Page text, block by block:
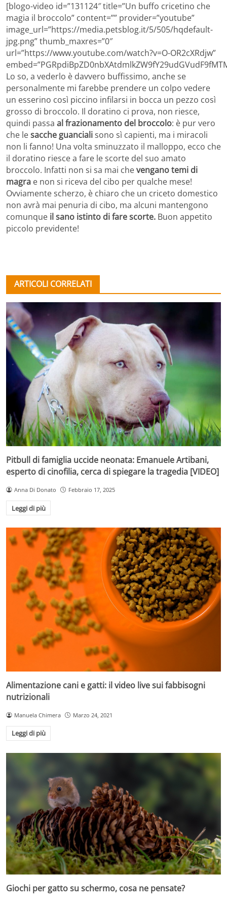
[blogo-video id=”131124″ title=”Un buffo cricetino che
magia il broccolo” content=”” provider=”youtube”
image_url=”https://media.petsblog.it/5/505/hqdefault-
jpg.png” thumb_maxres=”0″
url=”https://www.youtube.com/watch?v=O-OR2cXRdjw”
Lo so, a vederlo è davvero buffissimo, anche se
personalmente mi farebbe prendere un colpo vedere
un esserino così piccino infilarsi in bocca un pezzo così
grosso di broccolo. Il doratino ci prova, non riesce,
quindi passa al frazionamento del broccolo: è pur vero
che lesacche guancialisono sì capienti, ma i miracoli
non li fanno! Una volta sminuzzato il malloppo, ecco che
il doratino riesce a fare le scorte del suo amato
broccolo. Infatti non si sa mai chevengano temi di
magra e non si riceva del cibo per qualche mese!
Ovviamente scherzo, è chiaro che un criceto domestico
non avrà mai penuria di cibo, ma alcuni mantengono
comunque il sano istinto di fare scorte. Buon appetito
piccolo previdente!
ARTICOLI CORRELATI
Pitbull di famiglia uccide neonata: Emanuele Artibani,
esperto di cinofilia, cerca di spiegare la tragedia [VIDEO]
Anna Di Donato Febbraio 17, 2025
Leggi di più
Alimentazione cani e gatti: il video live sui fabbisogni
nutrizionali
Manuela Chimera Marzo 24, 2021
Leggi di più
Giochi per gatto su schermo, cosa ne pensate?